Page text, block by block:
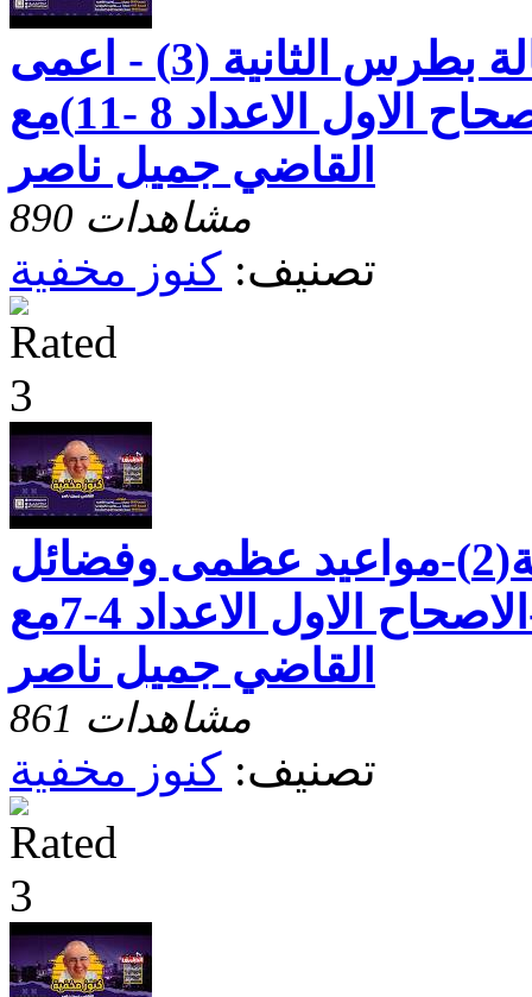
كنوز مخفيه رسالة بطرس الثانية (3) - اعمى
قصير البصر -الاصحاح الاول الاعداد 8 -11)مع
القاضي جميل ناصر
890 مشاهدات
تصنيف: كنوز مخفية
رسالة بطرس الثانية(2)-مواعيد عظمى وفضائل
للحياة العملية-الاصحاح الاول الاعداد 4-7مع
القاضي جميل ناصر
861 مشاهدات
تصنيف: كنوز مخفية